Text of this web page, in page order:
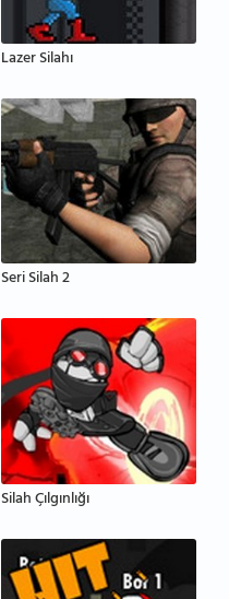
Lazer Silahı
Seri Silah 2
Silah Çılgınlığı